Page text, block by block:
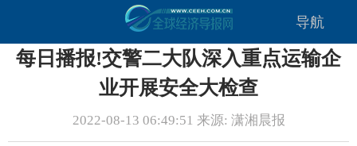
导航
每日播报!交警二大队深入重点运输企
业开展安全大检查
2022-08-13 06:49:51 来源: 潇湘晨报